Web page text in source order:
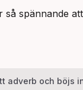
så spännande
adverb och böjs